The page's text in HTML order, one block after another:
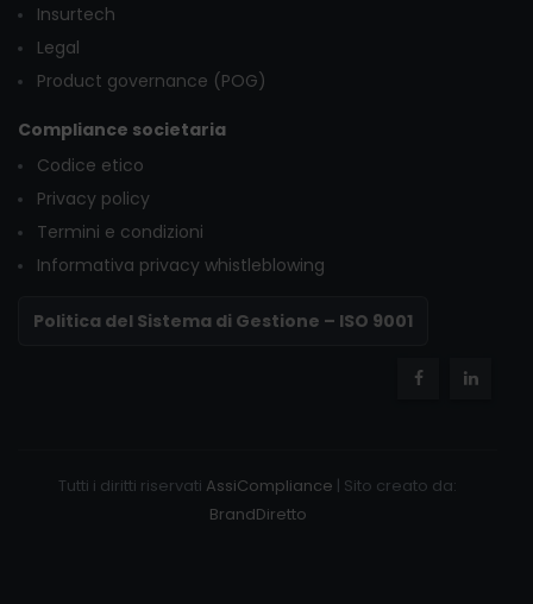
Insurtech
Legal
Product governance (POG)
Compliance societaria
Codice etico
Privacy policy
Termini e condizioni
Informativa privacy whistleblowing
Politica del Sistema di Gestione – ISO 9001
Tutti i diritti riservati AssiCompliance | Sito creato da:
BrandDiretto